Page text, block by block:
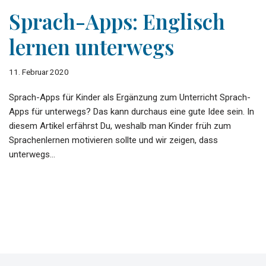
Sprach-Apps: Englisch
lernen unterwegs
11. Februar 2020
Sprach-Apps für Kinder als Ergänzung zum Unterricht Sprach-
Apps für unterwegs? Das kann durchaus eine gute Idee sein. In
diesem Artikel erfährst Du, weshalb man Kinder früh zum
Sprachenlernen motivieren sollte und wir zeigen, dass
unterwegs…